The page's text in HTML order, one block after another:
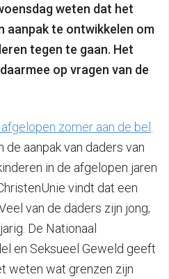
weten dat het
aanpak te ontwikkelen om
tegen te gaan. Het
op vragen van de
zomer aan de bel
aanpak van daders van
in de afgelopen jaren
vindt dat een
van de daders zijn jong;
De Nationaal
en Seksueel Geweld geeft
weten wat grenzen zijn